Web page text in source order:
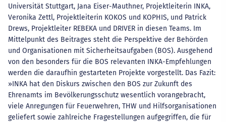
Universität Stuttgart, Jana Eiser-Mauthner, Projektleiterin INKA,
Veronika Zettl, Projektleiterin KOKOS und KOPHIS, und Patrick
Drews, Projektleiter REBEKA und DRIVER in diesen Teams. Im
Mittelpunkt des Beitrages steht die Perspektive der Behörden
und Organisationen mit Sicherheitsaufgaben (BOS). Ausgehend
von den besonders für die BOS relevanten INKA-Empfehlungen
werden die daraufhin gestarteten Projekte vorgestellt. Das Fazit:
»INKA hat den Diskurs zwischen den BOS zur Zukunft des
Ehrenamts im Bevölkerungsschutz wesentlich vorangebracht,
viele Anregungen für Feuerwehren, THW und Hilfsorganisationen
geliefert sowie zahlreiche Fragestellungen aufgegriffen, die für